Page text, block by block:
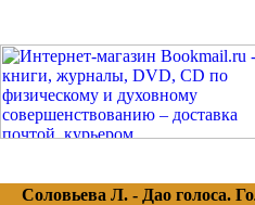
Соловьева Л. - Дао голоса.